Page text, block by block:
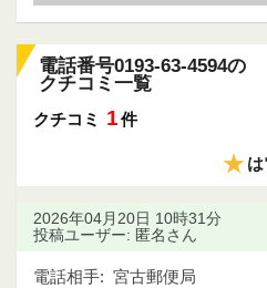
電話番号0193-63-4594の
クチコミ一覧
クチコミ 1件
★
2026年04月20日 10時31分
投稿ユーザー: 匿名さん
電話相手: 宮古郵便局